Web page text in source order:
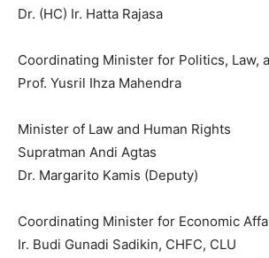
Dr. (HC) Ir. Hatta Rajasa
Coordinating Minister for Politics, Law,
Prof. Yusril Ihza Mahendra
Minister of Law and Human Rights
Supratman Andi Agtas
Dr. Margarito Kamis (Deputy)
Coordinating Minister for Economic
Ir. Budi Gunadi Sadikin, CHFC, CLU